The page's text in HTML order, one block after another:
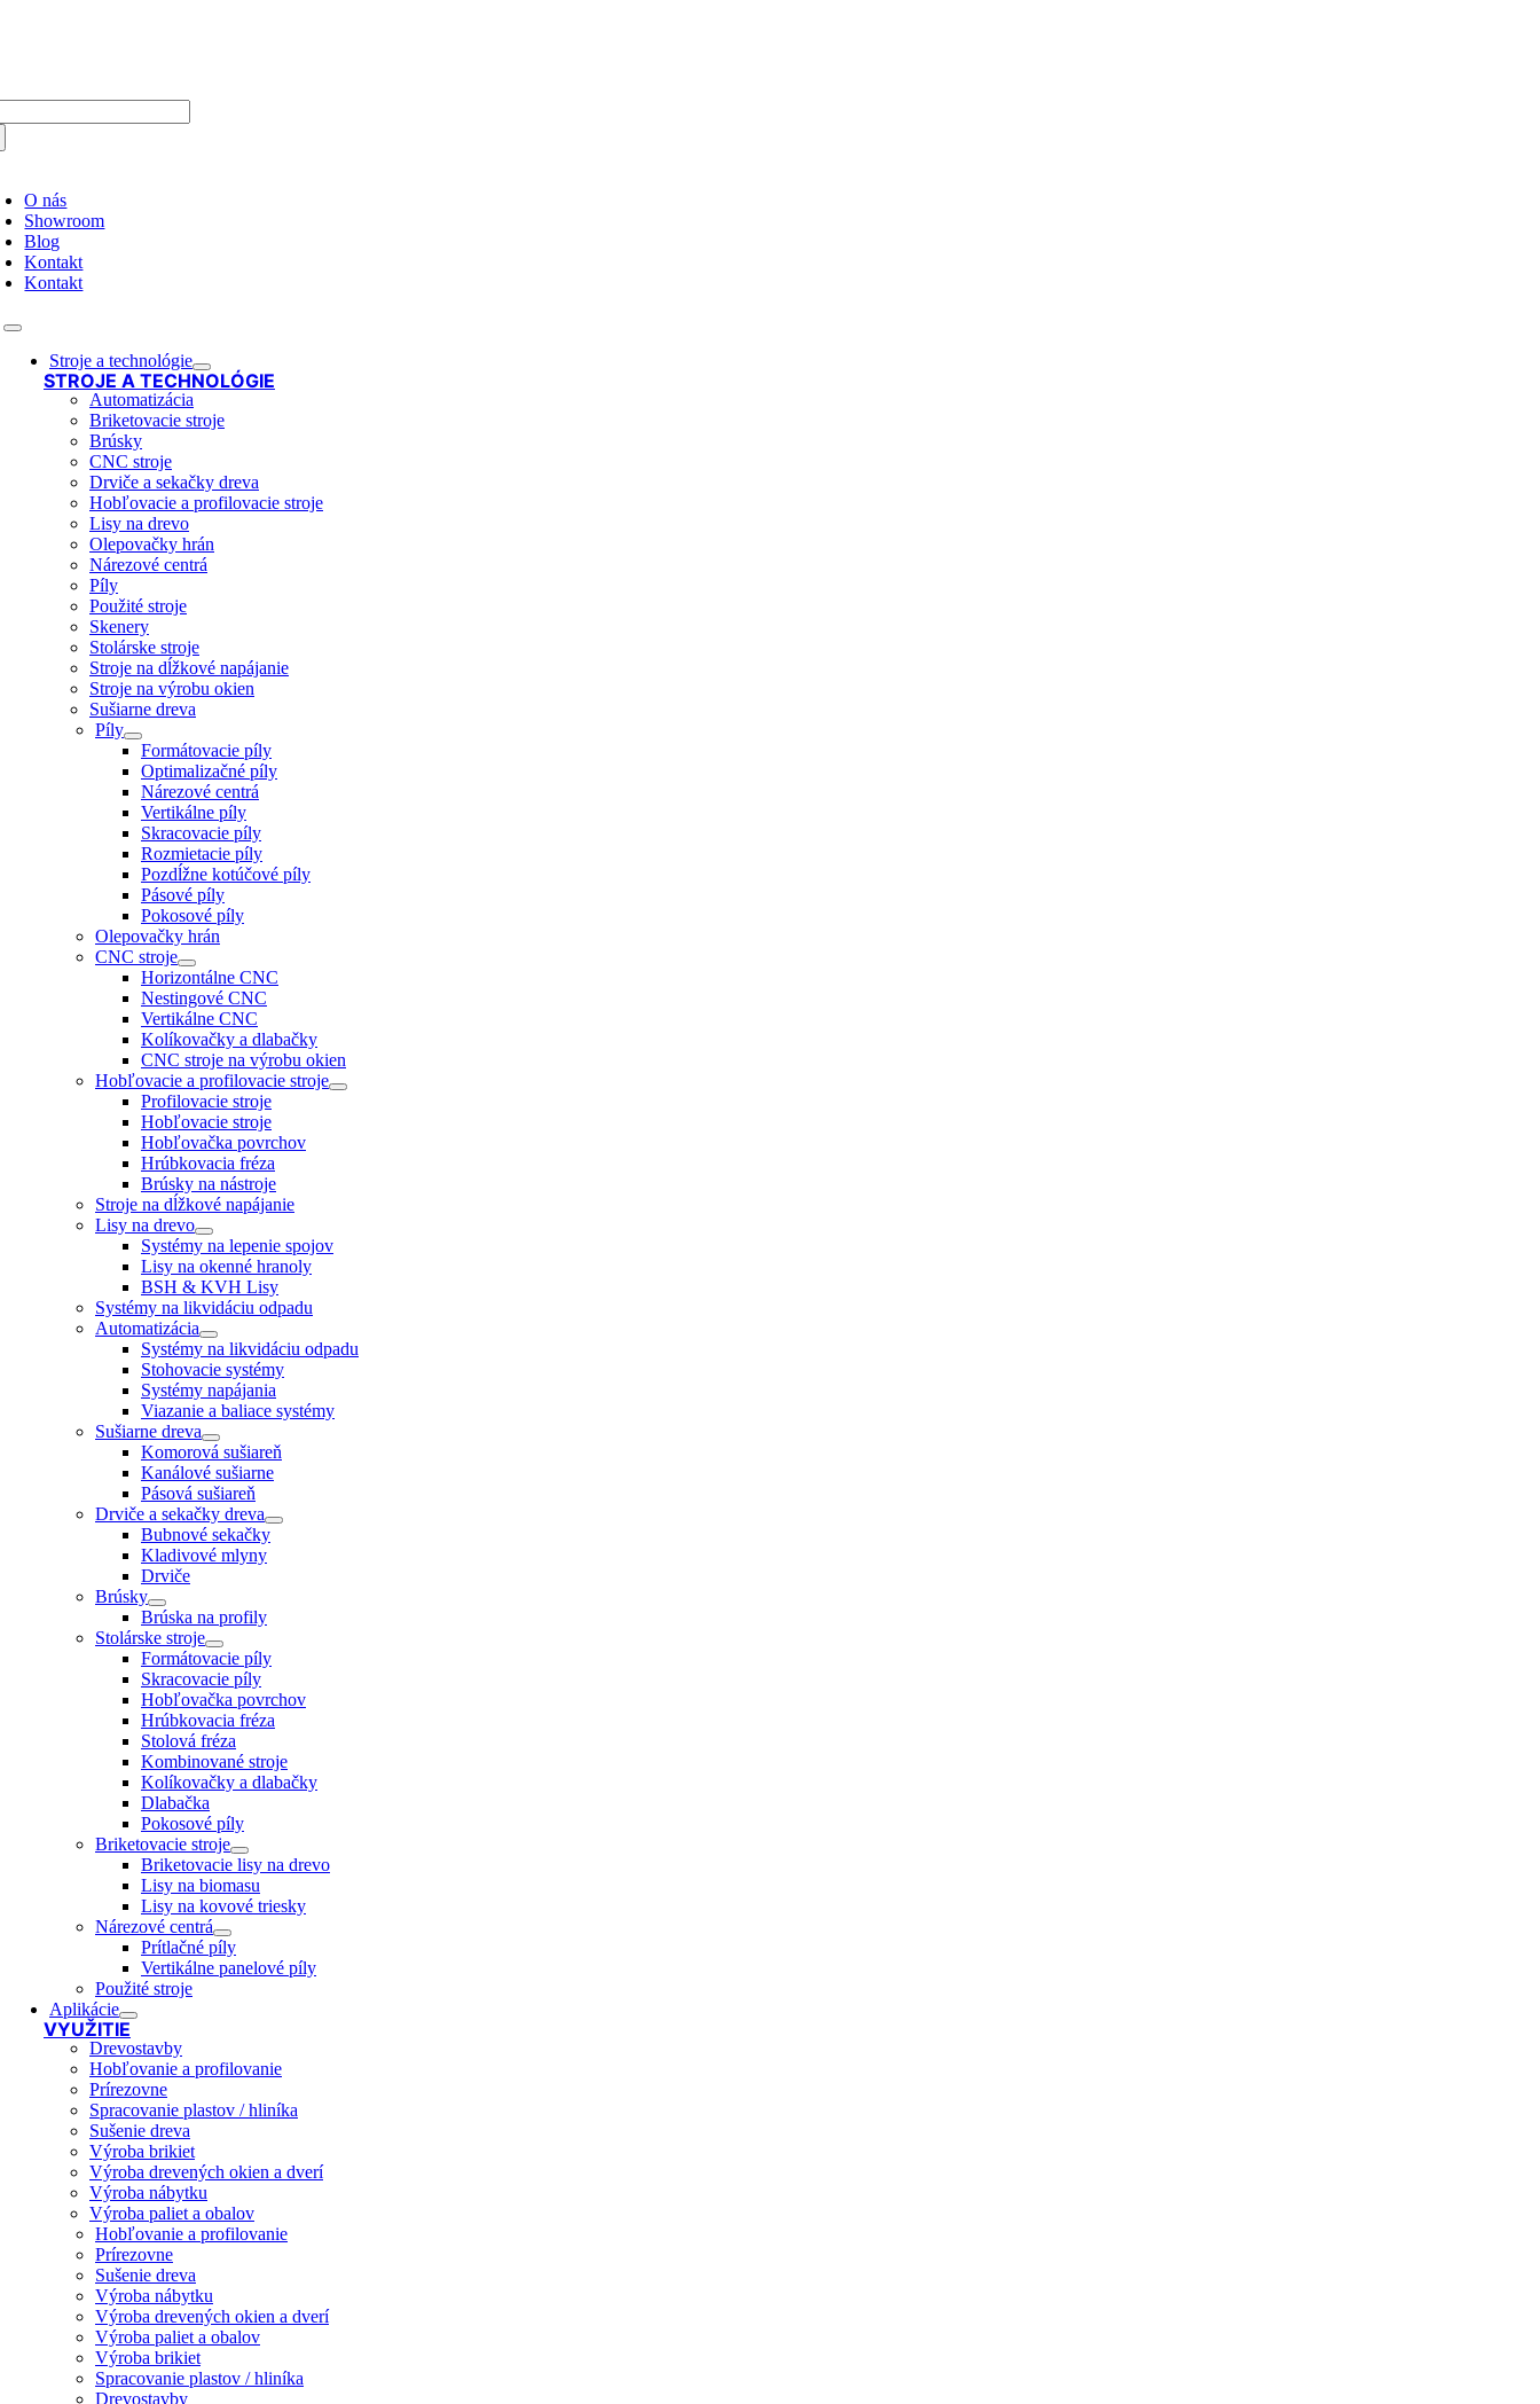
O nás
Showroom
Blog
Kontakt
Kontakt
Toggle
NavigationStroje a technológie
STROJE A TECHNOLÓGIE
Automatizácia
Briketovacie stroje
Brúsky
CNC stroje
Drviče a sekačky dreva
Hobľovacie a profilovacie stroje
Lisy na drevo
Olepovačky hrán
Nárezové centrá
Píly
Použité stroje
Skenery
Stolárske stroje
Stroje na dĺžkové napájanie
Stroje na výrobu okien
Sušiarne dreva
Píly
Formátovacie píly
Optimalizačné píly
Nárezové centrá
Vertikálne píly
Skracovacie píly
Rozmietacie píly
Pozdĺžne kotúčové píly
Pásové píly
Pokosové píly
Olepovačky hrán
CNC stroje
Horizontálne CNC
Nestingové CNC
Vertikálne CNC
Kolíkovačky a dlabačky
CNC stroje na výrobu okien
Hobľovacie a profilovacie stroje
Profilovacie stroje
Hobľovacie stroje
Hobľovačka povrchov
Hrúbkovacia fréza
Brúsky na nástroje
Stroje na dĺžkové napájanie
Lisy na drevo
Systémy na lepenie spojov
Lisy na okenné hranoly
BSH & KVH Lisy
Systémy na likvidáciu odpadu
Automatizácia
Systémy na likvidáciu odpadu
Stohovacie systémy
Systémy napájania
Viazanie a baliace systémy
Sušiarne dreva
Komorová sušiareň
Kanálové sušiarne
Pásová sušiareň
Drviče a sekačky dreva
Bubnové sekačky
Kladivové mlyny
Drviče
Brúsky
Brúska na profily
Stolárske stroje
Formátovacie píly
Skracovacie píly
Hobľovačka povrchov
Hrúbkovacia fréza
Stolová fréza
Kombinované stroje
Kolíkovačky a dlabačky
Dlabačka
Pokosové píly
Briketovacie stroje
Briketovacie lisy na drevo
Lisy na biomasu
Lisy na kovové triesky
Nárezové centrá
Prítlačné píly
Vertikálne panelové píly
Použité stroje
Aplikácie
VYUŽITIE
Drevostavby
Hobľovanie a profilovanie
Prírezovne
Spracovanie plastov / hliníka
Sušenie dreva
Výroba brikiet
Výroba drevených okien a dverí
Výroba nábytku
Výroba paliet a obalov
Hobľovanie a profilovanie
Prírezovne
Sušenie dreva
Výroba nábytku
Výroba drevených okien a dverí
Výroba paliet a obalov
Výroba brikiet
Spracovanie plastov / hliníka
Drevostavby